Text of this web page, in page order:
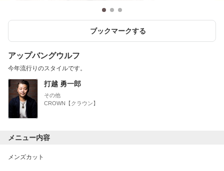
ブックマークする
アップバングウルフ
今年流行りのスタイルです。
打越 勇一郎
その他
CROWN【クラウン】
メニュー内容
メンズカット